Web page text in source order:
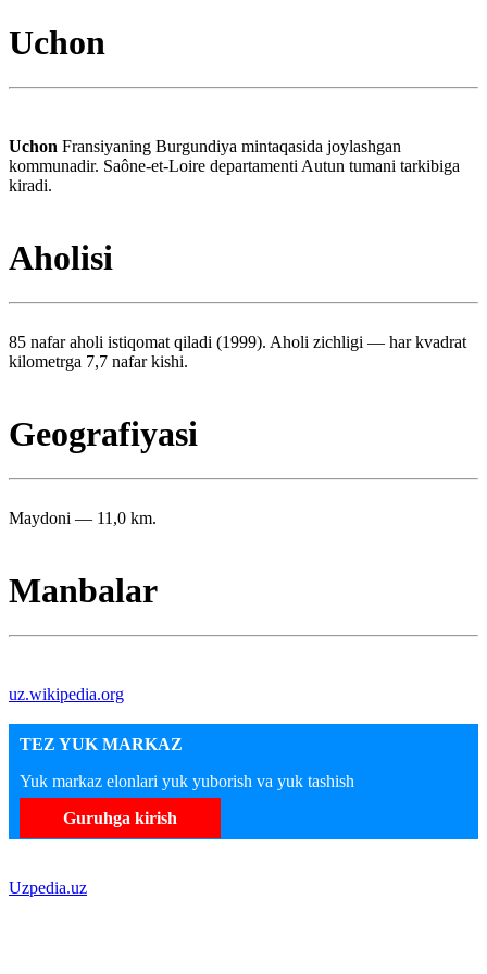
Uchon
Uchon Fransiyaning Burgundiya mintaqasida joylashgan
kommunadir. Saône-et-Loire departamenti Autun tumani tarkibiga
kiradi.
Aholisi
85 nafar aholi istiqomat qiladi (1999). Aholi zichligi — har kvadrat
kilometrga 7,7 nafar kishi.
Geografiyasi
Maydoni — 11,0 km.
Manbalar
uz.wikipedia.org
TEZ YUK MARKAZ
Yuk markaz elonlari yuk yuborish va yuk tashish
Guruhga kirish
Uzpedia.uz